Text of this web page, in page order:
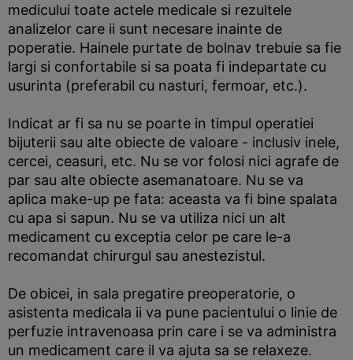
medicului toate actele medicale si rezultele
analizelor care ii sunt necesare inainte de
poperatie. Hainele purtate de bolnav trebuie sa fie
largi si confortabile si sa poata fi indepartate cu
usurinta (preferabil cu nasturi, fermoar, etc.).
Indicat ar fi sa nu se poarte in timpul operatiei
bijuterii sau alte obiecte de valoare - inclusiv inele,
cercei, ceasuri, etc. Nu se vor folosi nici agrafe de
par sau alte obiecte asemanatoare. Nu se va
aplica make-up pe fata: aceasta va fi bine spalata
cu apa si sapun. Nu se va utiliza nici un alt
medicament cu exceptia celor pe care le-a
recomandat chirurgul sau anestezistul.
De obicei, in sala pregatire preoperatorie, o
asistenta medicala ii va pune pacientului o linie de
perfuzie intravenoasa prin care i se va administra
un medicament care il va ajuta sa se relaxeze.